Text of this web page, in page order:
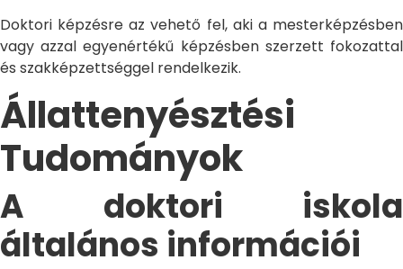
Doktori képzésre az vehető fel, aki a mesterképzésben
vagy azzal egyenértékű képzésben szerzett fokozattal
és szakképzettséggel rendelkezik.
Állattenyésztési
Tudományok
A doktori iskola
általános információi